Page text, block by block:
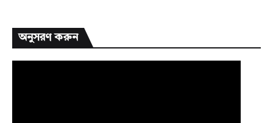
অনুসরণ করুন